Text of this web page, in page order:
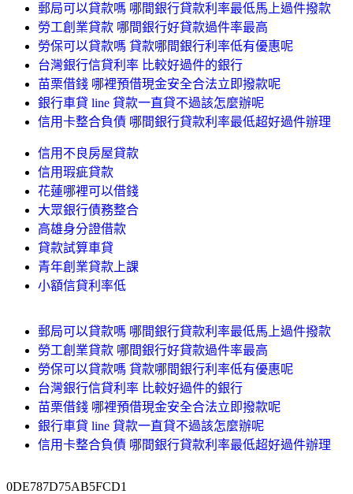
郵局可以貸款嗎 哪間銀行貸款利率最低馬上過件撥款
勞工創業貸款 哪間銀行好貸款過件率最高
勞保可以貸款嗎 貸款哪間銀行利率低有優惠呢
台灣銀行信貸利率 比較好過件的銀行
苗栗借錢 哪裡預借現金安全合法立即撥款呢
銀行車貸 line 貸款一直貸不過該怎麼辦呢
信用卡整合負債 哪間銀行貸款利率最低超好過件辦理
信用不良房屋貸款
信用瑕疵貸款
花蓮哪裡可以借錢
大眾銀行債務整合
高雄身分證借款
貸款試算車貸
青年創業貸款上課
小額信貸利率低
郵局可以貸款嗎 哪間銀行貸款利率最低馬上過件撥款
勞工創業貸款 哪間銀行好貸款過件率最高
勞保可以貸款嗎 貸款哪間銀行利率低有優惠呢
台灣銀行信貸利率 比較好過件的銀行
苗栗借錢 哪裡預借現金安全合法立即撥款呢
銀行車貸 line 貸款一直貸不過該怎麼辦呢
信用卡整合負債 哪間銀行貸款利率最低超好過件辦理
0DE787D75AB5FCD1